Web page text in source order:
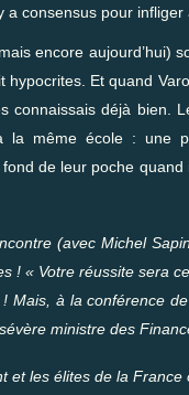
consensus pour infliger
encore aujourd’hui)
hypocrites. Et quand
connaissais déjà bien.
la même école : une
de leur poche quand
(avec Michel
! « Votre réussite sera
à la conférence de
ministre des
et les élites de la